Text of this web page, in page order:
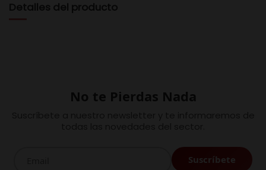
Detalles del producto
No te Pierdas Nada